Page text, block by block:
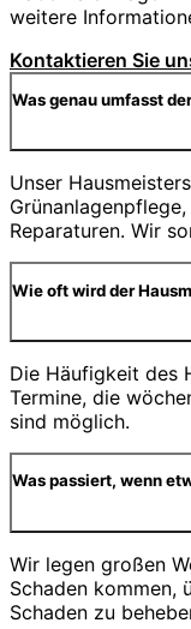
weitere
Kontaktieren Sie
Was genau umfasst
Unser
Reparaturen. Wir
Wie oft wird der
Die Häufigkeit des
Termine, die
sind möglich.
Was passiert, wenn
Wir legen großen
Schaden kommen,
Schaden zu